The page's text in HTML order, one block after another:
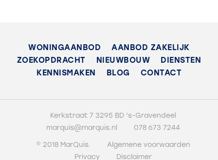
WONINGAANBOD
AANBOD ZAKELIJK
ZOEKOPDRACHT
NIEUWBOUW
DIENSTEN
KENNISMAKEN
BLOG CONTACT
Kerkstraat 7 3295 BD ‘s-Gravendeel
marquis@marquis.nl
078 673 7244
© 2018 MarQuis.
Algemene voorwaarden
Privacy
Disclaimer